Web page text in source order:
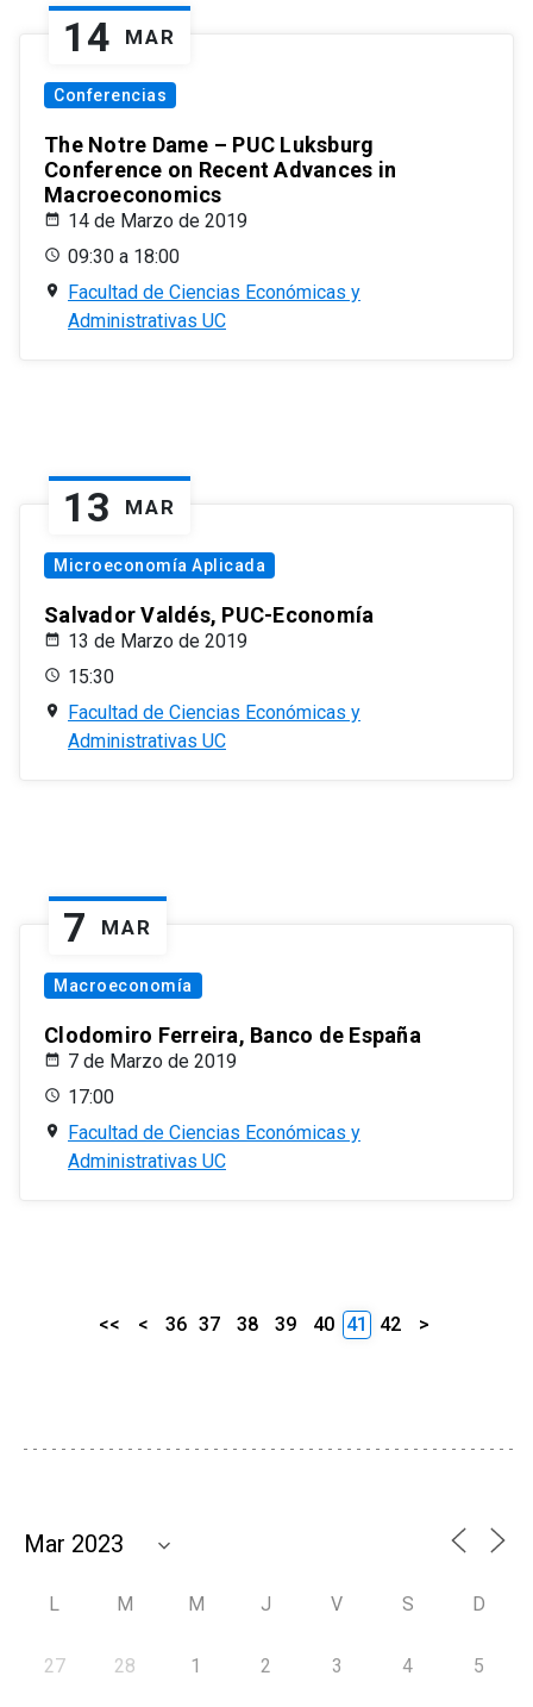
14 MAR
Conferencias
The Notre Dame – PUC Luksburg
Conference on Recent Advances in
Macroeconomics
14 de Marzo de 2019
09:30 a 18:00
Facultad de Ciencias Económicas y
Administrativas UC
13 MAR
Microeconomía Aplicada
Salvador Valdés, PUC-Economía
13 de Marzo de 2019
15:30
Facultad de Ciencias Económicas y
Administrativas UC
7 MAR
Macroeconomía
Clodomiro Ferreira, Banco de España
7 de Marzo de 2019
17:00
Facultad de Ciencias Económicas y
Administrativas UC
<< < 36 37 38 39 40 41 42 >
L M M J V S D
27 28 1 2 3 4 5